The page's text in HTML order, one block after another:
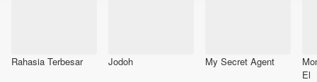
Rahasia Terbesar Jodoh My Secret Agent
El